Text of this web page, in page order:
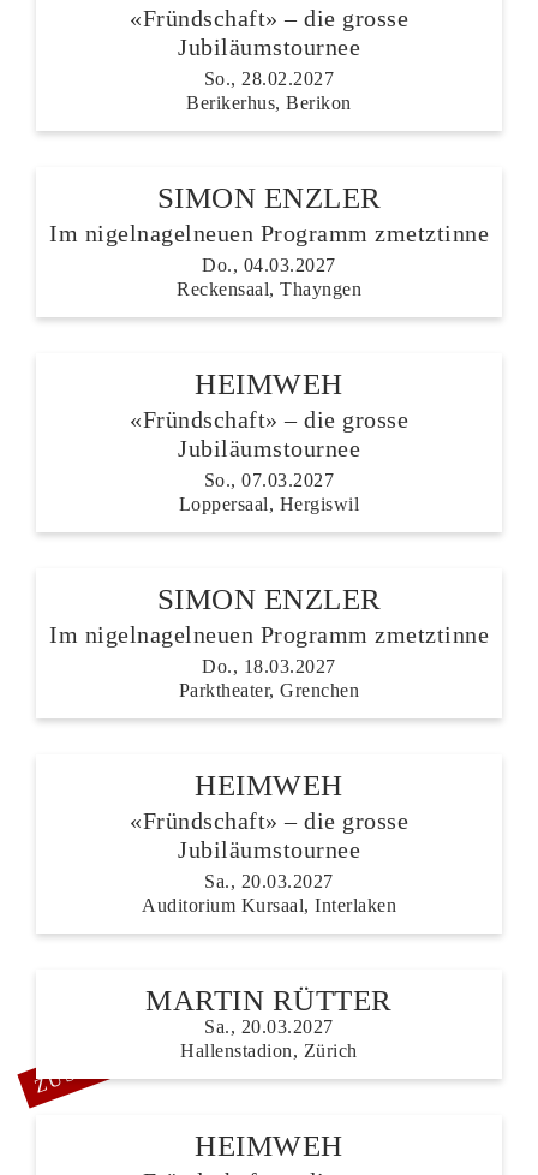
«Fründschaft» – die grosse
Jubiläumstournee
So., 28.02.2027
Berikerhus, Berikon
SIMON ENZLER
Im nigelnagelneuen Programm zmetztinne
Do., 04.03.2027
Reckensaal, Thayngen
HEIMWEH
«Fründschaft» – die grosse
Jubiläumstournee
So., 07.03.2027
Loppersaal, Hergiswil
SIMON ENZLER
Im nigelnagelneuen Programm zmetztinne
Do., 18.03.2027
Parktheater, Grenchen
HEIMWEH
«Fründschaft» – die grosse
Jubiläumstournee
Sa., 20.03.2027
Auditorium Kursaal, Interlaken
ZUSATZSHOW
MARTIN RÜTTER
Sa., 20.03.2027
Hallenstadion, Zürich
HEIMWEH